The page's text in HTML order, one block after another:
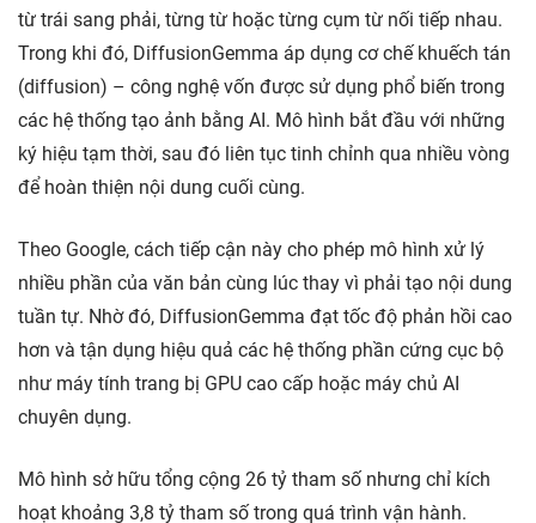
từ trái sang phải, từng từ hoặc từng cụm từ nối tiếp nhau.
Trong khi đó, DiffusionGemma áp dụng cơ chế khuếch tán
(diffusion) – công nghệ vốn được sử dụng phổ biến trong
các hệ thống tạo ảnh bằng AI. Mô hình bắt đầu với những
ký hiệu tạm thời, sau đó liên tục tinh chỉnh qua nhiều vòng
để hoàn thiện nội dung cuối cùng.
Theo Google, cách tiếp cận này cho phép mô hình xử lý
nhiều phần của văn bản cùng lúc thay vì phải tạo nội dung
tuần tự. Nhờ đó, DiffusionGemma đạt tốc độ phản hồi cao
hơn và tận dụng hiệu quả các hệ thống phần cứng cục bộ
như máy tính trang bị GPU cao cấp hoặc máy chủ AI
chuyên dụng.
Mô hình sở hữu tổng cộng 26 tỷ tham số nhưng chỉ kích
hoạt khoảng 3,8 tỷ tham số trong quá trình vận hành.